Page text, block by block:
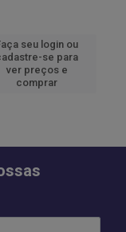
seu login ou
se para
ver preços e
comprar